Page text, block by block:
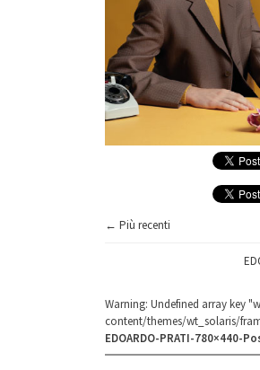
← Più recenti
Warning: Undefined array key
content/themes/wt_solaris/
EDOARDO-PRATI-780×440-